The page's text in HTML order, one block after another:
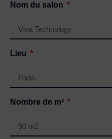
Nom du salon
Lieu
Nombre de m²